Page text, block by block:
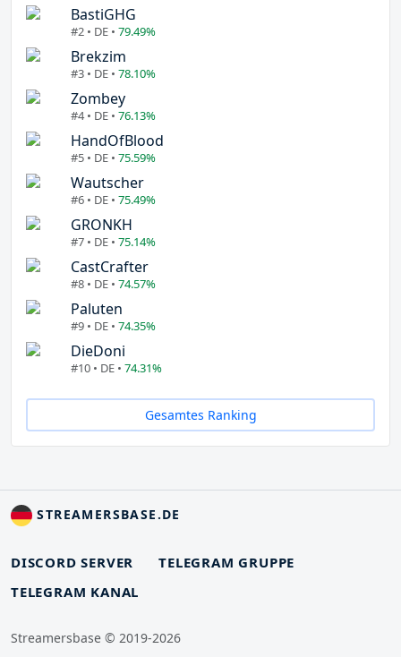
BastiGHG
#2 • DE • 79.49%
Brekzim
#3 • DE • 78.10%
Zombey
#4 • DE • 76.13%
HandOfBlood
#5 • DE • 75.59%
Wautscher
#6 • DE • 75.49%
GRONKH
#7 • DE • 75.14%
CastCrafter
#8 • DE • 74.57%
Paluten
#9 • DE • 74.35%
DieDoni
#10 • DE • 74.31%
Gesamtes Ranking
STREAMERSBASE.DE
DISCORD SERVER
TELEGRAM GRUPPE
TELEGRAM KANAL
Streamersbase © 2019-2026